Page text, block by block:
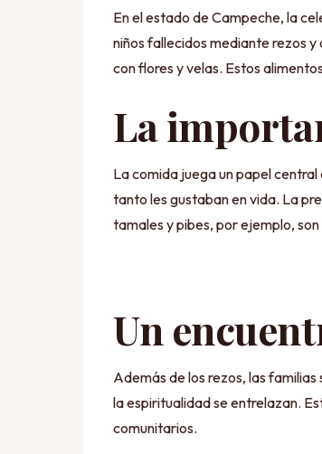
En el estado de Campeche, la
niños fallecidos mediante rezos
con flores y velas. Estos
La
La comida juega un papel
tanto les gustaban en vida. La
tamales y pibes, por ejemplo,
Un
Además de los rezos, las
la espiritualidad se entrelazan.
comunitarios.